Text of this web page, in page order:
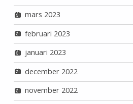
mars 2023
februari 2023
januari 2023
december 2022
november 2022